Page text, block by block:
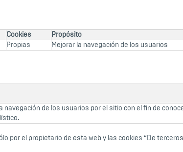
Cookies Propósito
Propias Mejorar la navegación de los usuarios
navegación de los usuarios por el sitio con el fin de
por el propietario de esta web y las cookies “De